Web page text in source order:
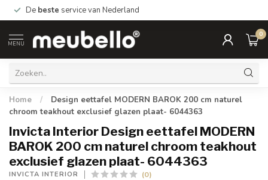
De beste service van Nederland
MENU
0
Home /
Design eettafel MODERN BAROK 200 cm naturel
chroom teakhout exclusief glazen plaat- 6044363
Invicta Interior Design eettafel MODERN
BAROK 200 cm naturel chroom teakhout
exclusief glazen plaat- 6044363
INVICTA INTERIOR (0)